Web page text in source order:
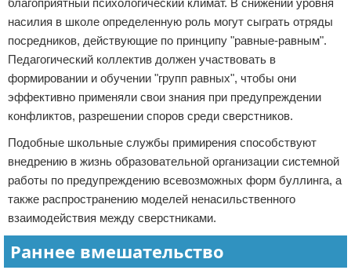
благоприятный психологический климат. В снижении уровня
насилия в школе определенную роль могут сыграть отряды
посредников, действующие по принципу "равные-равным".
Педагогический коллектив должен участвовать в
формировании и обучении "групп равных", чтобы они
эффективно применяли свои знания при предупреждении
конфликтов, разрешении споров среди сверстников.
Подобные школьные службы примирения способствуют
внедрению в жизнь образовательной организации системной
работы по предупреждению всевозможных форм буллинга, а
также распространению моделей ненасильственного
взаимодействия между сверстниками.
Раннее вмешательство